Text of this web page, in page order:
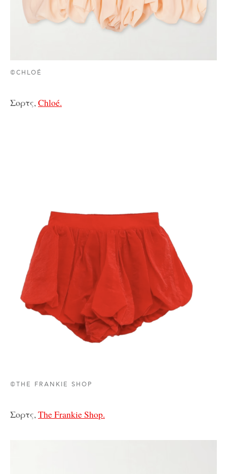
©CHLOÉ
Σορτς,Chloé.
©THE FRANKIE SHOP
Σορτς,The Frankie Shop.